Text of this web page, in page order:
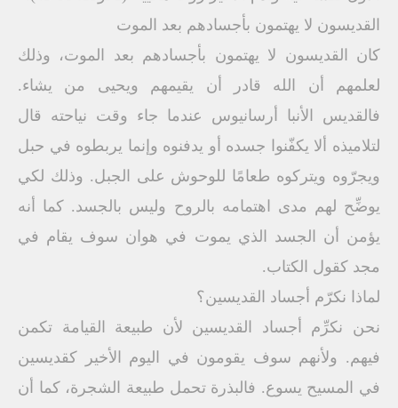
القديسون لا يهتمون بأجسادهم بعد الموت
كان القديسون لا يهتمون بأجسادهم بعد الموت، وذلك
لعلمهم أن الله قادر أن يقيمهم ويحيى من يشاء.
فالقديس الأنبا أرسانيوس عندما جاء وقت نياحته قال
لتلاميذه ألا يكفّنوا جسده أو يدفنوه وإنما يربطوه في حبل
ويجرّوه ويتركوه طعامًا للوحوش على الجبل. وذلك لكي
يوضِّح لهم مدى اهتمامه بالروح وليس بالجسد. كما أنه
يؤمن أن الجسد الذي يموت في هوان سوف يقام في
مجد كقول الكتاب.
لماذا نكرّم أجساد القديسين؟
نحن نكرِّم أجساد القديسين لأن طبيعة القيامة تكمن
فيهم. ولأنهم سوف يقومون في اليوم الأخير كقديسين
في المسيح يسوع. فالبذرة تحمل طبيعة الشجرة، كما أن